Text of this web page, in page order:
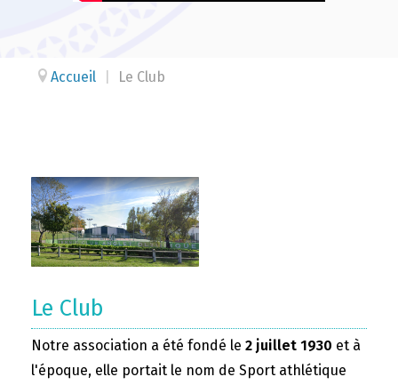
Accueil Le Club
Le Club
Notre association a été fondé le 2 juillet 1930 et à
l'époque, elle portait le nom de Sport athlétique